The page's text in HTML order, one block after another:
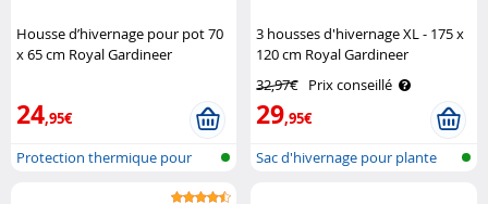
Housse d’hivernage pour pot 70
x 65 cm Royal Gardineer
24,95€
Protection thermique pour
3 housses d'hivernage XL - 175 x
120 cm Royal Gardineer
32,97€ Prix conseillé
29,95€
Sac d'hivernage pour plante